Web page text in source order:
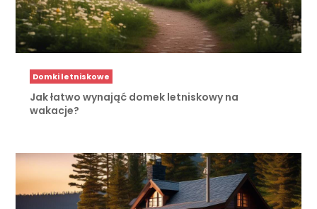
Domki letniskowe
Jak łatwo wynająć domek letniskowy na
wakacje?